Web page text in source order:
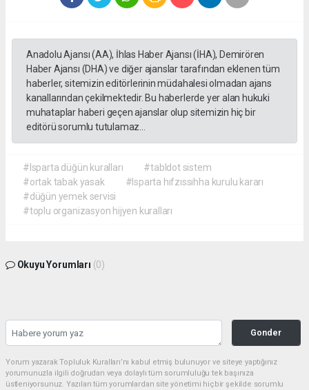
Anadolu Ajansı (AA), İhlas Haber Ajansı (İHA), Demirören
Haber Ajansı (DHA) ve diğer ajanslar tarafından eklenen tüm
haberler, sitemizin editörlerinin müdahalesi olmadan ajans
kanallarından çekilmektedir. Bu haberlerde yer alan hukuki
muhataplar haberi geçen ajanslar olup sitemizin hiç bir
editörü sorumlu tutulamaz...
#Isparta düğün kuralları
#tabldot sistem
#ortak tabak yasak
#Isparta hıfzıssıhha kurulu kararı
#düğün yemek servisi
#toplu organizasyon hijyen kuralları
Okuyu Yorumları (0)
Gonder
Yorum yazarak Topluluk Kuralları’nı kabul etmiş bulunuyor ve siteye yaptığınız
yorumunuzla ilgili doğrudan veya dolaylı tüm sorumluluğu tek başınıza
üstleniyorsunuz. Yazılan tüm yorumlardan site yönetimi hiçbir şekilde sorumlu